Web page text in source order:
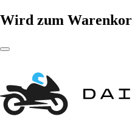
Wird zum